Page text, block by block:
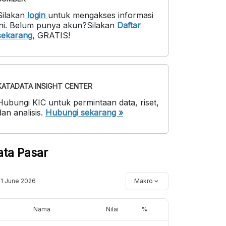
login untuk mengakses informasi
. Belum punya akun?Silakan Daftar
, GRATIS!
INSIGHT CENTER
KIC untuk permintaan data, riset,
analisis. Hubungi sekarang »
Pasar
June 2026 Makro
Nama Nilai %